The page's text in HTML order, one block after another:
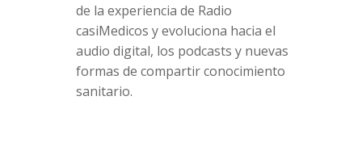
de la experiencia de Radio
casiMedicos y evoluciona hacia el
audio digital, los podcasts y nuevas
formas de compartir conocimiento
sanitario.